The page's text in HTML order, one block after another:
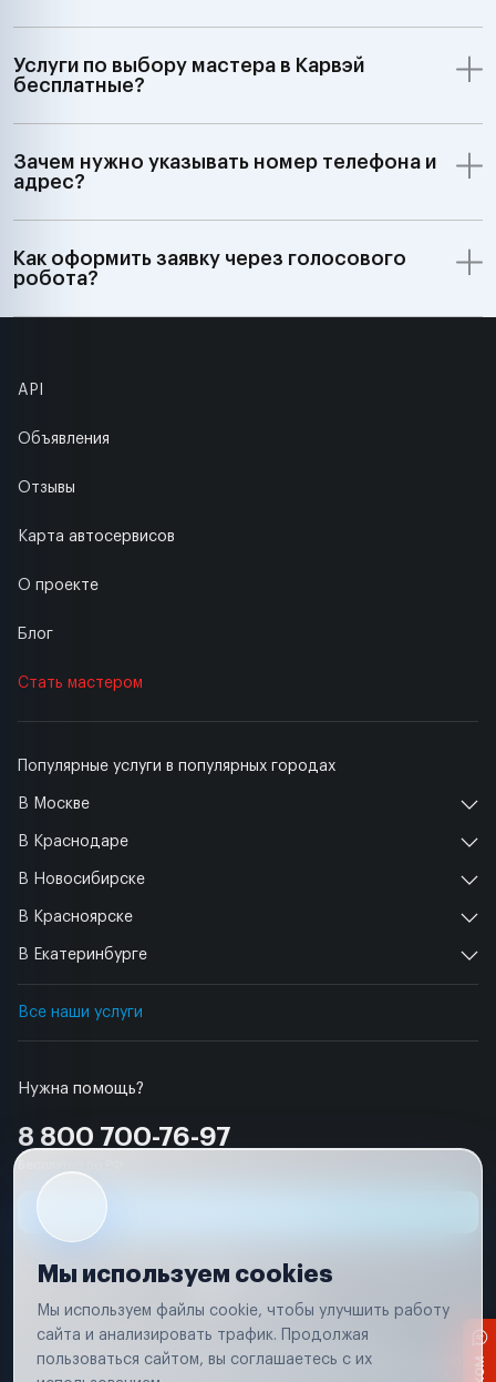
Услуги по выбору мастера в Карвэй
бесплатные?
Зачем нужно указывать номер телефона и
адрес?
Как оформить заявку через голосового
робота?
Нужна помощь?
8 800 700-76-97
Популярные услуги в популярных городах
В Москве
В Краснодаре
В Новосибирске
В Красноярске
В Екатеринбурге
Все наши услуги
API
Объявления
Отзывы
Карта автосервисов
О проекте
Блог
Стать мастером
Условия использования
Удаление аккаунта
Вся информация, представленная на сайте, носит исключительно
Мы используем cookies
Мы используем файлы cookie, чтобы улучшить работу
сайта и анализировать трафик. Продолжая
пользоваться сайтом, вы соглашаетесь с их